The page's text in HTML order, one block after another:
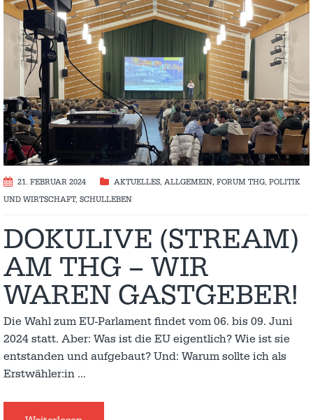
21. FEBRUAR 2024 AKTUELLES, ALLGEMEIN, FORUM THG, POLITIK
UND WIRTSCHAFT, SCHULLEBEN
DOKULIVE (STREAM)
AM THG – WIR
WAREN GASTGEBER!
Die Wahl zum EU-Parlament findet vom 06. bis 09. Juni
2024 statt. Aber: Was ist die EU eigentlich? Wie ist sie
entstanden und aufgebaut? Und: Warum sollte ich als
Erstwähler:in …